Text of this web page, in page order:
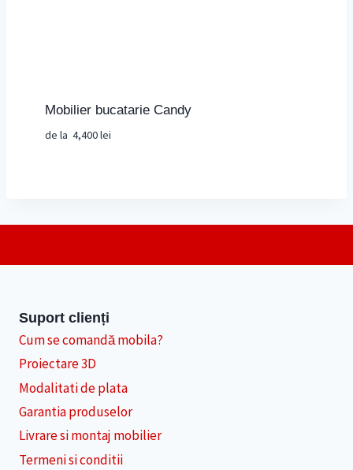
Mobilier bucatarie Candy
de la 4,400lei
Suport clienți
Cum se comandă mobila?
Proiectare 3D
Modalitati de plata
Garantia produselor
Livrare si montaj mobilier
Termeni si conditii